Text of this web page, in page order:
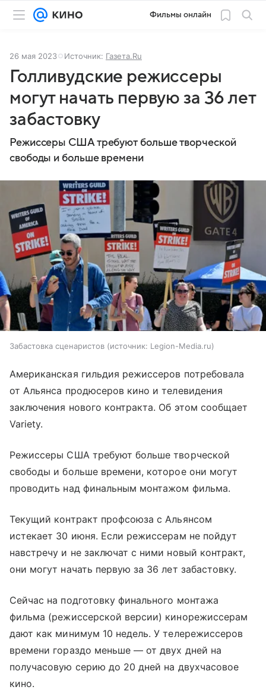
Фильмы онлайн
26 мая 2023 Источник: Газета.Ru
Голливудские режиссеры
могут начать первую за 36 лет
забастовку
Режиссеры США требуют больше творческой
свободы и больше времени
Забастовка сценаристов источник: Legion-Media.ru
Американская гильдия режиссеров потребовала
от Альянса продюсеров кино и телевидения
заключения нового контракта. Об этом сообщает
Variety.
Режиссеры США требуют больше творческой
свободы и больше времени, которое они могут
проводить над финальным монтажом фильма.
Текущий контракт профсоюза с Альянсом
истекает 30 июня. Если режиссерам не пойдут
навстречу и не заключат с ними новый контракт,
они могут начать первую за 36 лет забастовку.
Сейчас на подготовку финального монтажа
фильма (режиссерской версии) кинорежиссерам
дают как минимум 10 недель. У телережиссеров
времени гораздо меньше — от двух дней на
получасовую серию до 20 дней на двухчасовое
кино.